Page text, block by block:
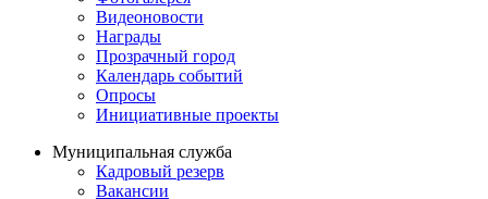
Видеоновости
Награды
Прозрачный город
Календарь событий
Опросы
Инициативные проекты
Муниципальная служба
Кадровый резерв
Вакансии